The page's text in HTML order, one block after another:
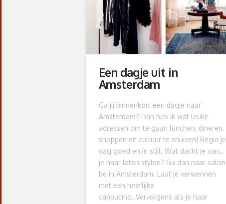
Een dagje uit in
Amsterdam
Ga jij binnenkort een dagje naar
Amsterdam? Dan heb ik wat leuke
adressen om te gaan lunchen, dineren,
shoppen en cultuur te snuiven! Begin je
dag goed en in stijl. Wat dacht je van…
je haar laten stylen? Ga dan naar salon
be in Amsterdam. Laat je verwennen
met een heerlijke
cappucino..Vervolgens als je haar